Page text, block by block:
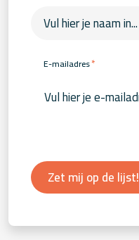
E-mailadres*
Zet mij op de lijst!